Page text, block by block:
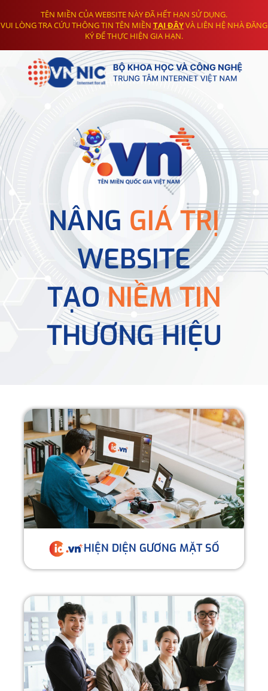
TÊN MIỀN CỦA WEBSITE NÀY ĐÃ HẾT HẠN SỬ DỤNG.
VUI LÒNG TRA CỨU THÔNG TIN TÊN MIỀN TẠI ĐÂYVÀ LIÊN HỆ NHÀ ĐĂNG
KÝ ĐỂ THỰC HIỆN GIA HẠN.
NÂNG GIÁ TRỊ
WEBSITE
TẠONIỀM TIN
THƯƠNG HIỆU
HIỆN DIỆN GƯƠNG MẶT SỐ